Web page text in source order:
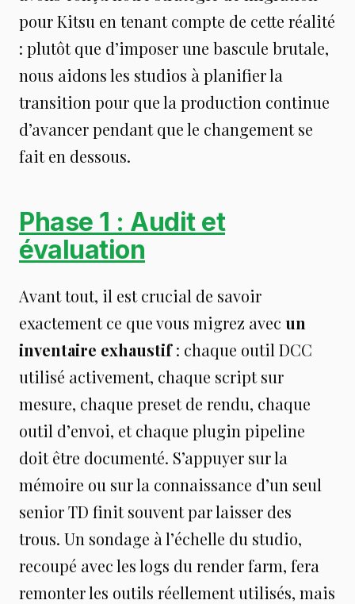
pour Kitsu en tenant compte de cette réalité
: plutôt que d’imposer une bascule brutale,
nous aidons les studios à planifier la
transition pour que la production continue
d’avancer pendant que le changement se
fait en dessous.
Phase 1 : Audit et
évaluation
Avant tout, il est crucial de savoir
exactement ce que vous migrez avec un
inventaire exhaustif: chaque outil DCC
utilisé activement, chaque script sur
mesure, chaque preset de rendu, chaque
outil d’envoi, et chaque plugin pipeline
doit être documenté. S’appuyer sur la
mémoire ou sur la connaissance d’un seul
senior TD finit souvent par laisser des
trous. Un sondage à l’échelle du studio,
recoupé avec les logs du render farm, fera
remonter les outils réellement utilisés, mais